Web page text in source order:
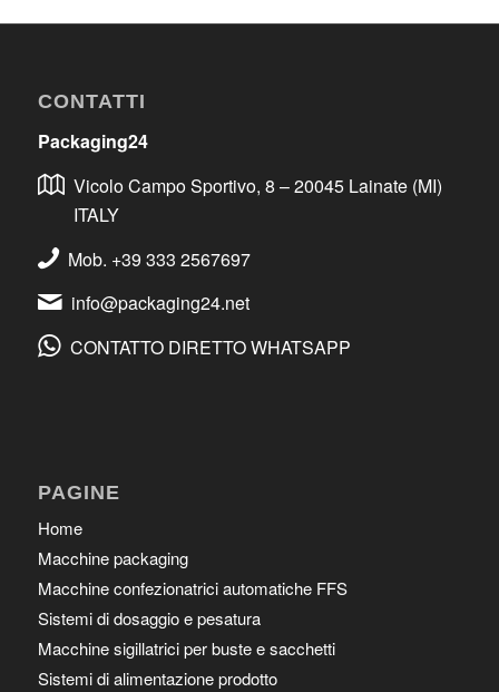
CONTATTI
Packaging24
Vicolo Campo Sportivo, 8 – 20045 Lainate (MI)
ITALY
Mob. +39 333 2567697
info@packaging24.net
CONTATTO DIRETTO WHATSAPP
PAGINE
Home
Macchine packaging
Macchine confezionatrici automatiche FFS
Sistemi di dosaggio e pesatura
Macchine sigillatrici per buste e sacchetti
Sistemi di alimentazione prodotto